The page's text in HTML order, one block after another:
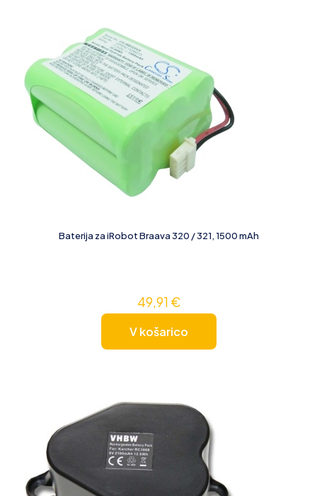
Baterija za iRobot Braava 320 / 321, 1500 mAh
49,91 €
V košarico